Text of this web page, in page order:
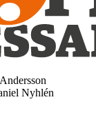
Nyhlén